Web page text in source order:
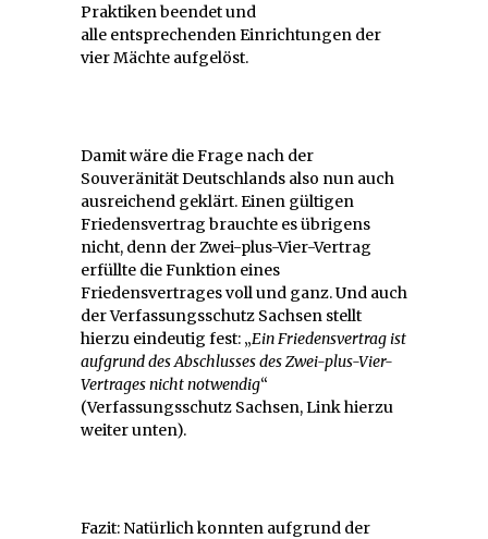
Praktiken beendet und
alle entsprechenden Einrichtungen der
vier Mächte aufgelöst.
Damit wäre die Frage nach der
Souveränität Deutschlands also nun auch
ausreichend geklärt. Einen gültigen
Friedensvertrag brauchte es übrigens
nicht, denn der Zwei-plus-Vier-Vertrag
erfüllte die Funktion eines
Friedensvertrages voll und ganz. Und auch
der Verfassungsschutz Sachsen stellt
hierzu eindeutig fest: „Ein Friedensvertrag ist
aufgrund des Abschlusses des Zwei-plus-Vier-
Vertrages nicht notwendig“
(Verfassungsschutz Sachsen, Link hierzu
weiter unten).
Fazit: Natürlich konnten aufgrund der